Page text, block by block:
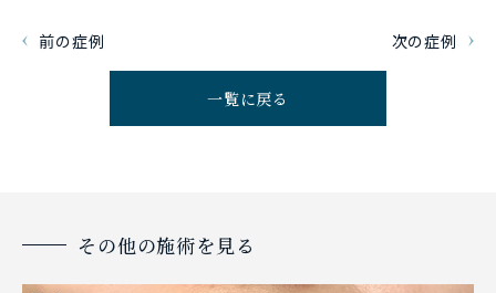
前の症例 次の症例
一覧に戻る
その他の施術を見る